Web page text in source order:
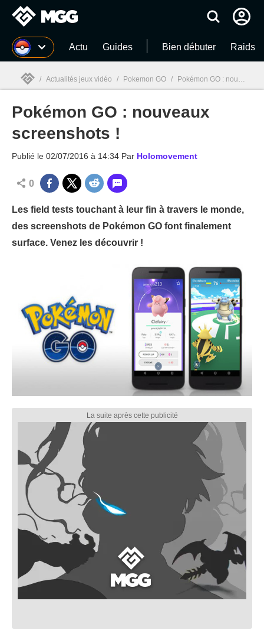
MGG Actu Guides Bien débuter Raids
MGG
/ Actualités jeux vidéo / Pokemon GO / Pokémon GO : nouveaux screenshots !
Pokémon GO : nouveaux
screenshots !
Publié le 02/07/2016 à 14:34 Par Holomovement
0
Les field tests touchant à leur fin à travers le monde,
des screenshots de Pokémon GO font finalement
surface. Venez les découvrir !